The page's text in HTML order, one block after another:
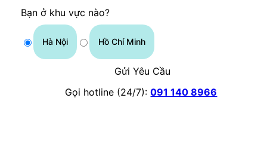
Bạn ở khu vực nào?
Hà Nội Hồ Chí Minh
Gửi Yêu Cầu
Gọi hotline (24/7): 091 140 8966